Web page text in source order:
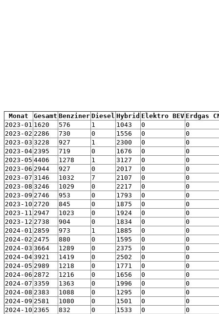
Monat Gesamt Benziner Diesel Hybrid Elektro BEV Erdgas
2023-01 1620 576 1 1043 0
0
2023-02 2286 730 0 1556 0
0
2023-03 3228 927 1 2300 0
0
2023-04 2395 719 0 1676 0
0
2023-05 4406 1278 1 3127 0
0
2023-06 2944 927 0 2017 0
0
2023-07 3146 1032 7 2107 0
0
2023-08 3246 1029 0 2217 0
0
2023-09 2746 953 0 1793 0
0
2023-10 2720 845 0 1875 0
0
2023-11 2947 1023 0 1924 0
0
2023-12 2738 904 0 1834 0
0
2024-01 2859 973 1 1885 0
0
2024-02 2475 880 0 1595 0
0
2024-03 3664 1289 0 2375 0
0
2024-04 3921 1419 0 2502 0
0
2024-05 2989 1218 0 1771 0
0
2024-06 2872 1216 0 1656 0
0
2024-07 3359 1363 0 1996 0
0
2024-08 2383 1088 0 1295 0
0
2024-09 2581 1080 0 1501 0
0
2024-10 2365 832 0 1533 0
0